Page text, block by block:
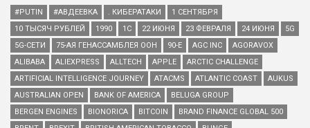
#PUTIN #АВДЕЕВКА . КИБЕРАТАКИ
1 СЕНТЯБРЯ
10 ТЫСЯЧ РУБЛЕЙ
1990 1С 22 ИЮНЯ 23 ФЕВРАЛЯ 24 ИЮНЯ
5G
5G-СЕТИ
75-АЯ ГЕНАССАМБЛЕЯ ООН 90-Е AGC INC
AGORAVOX
ALIBABA
ALIEXPRESS ALLTECH APPLE
ARCTIC CHALLENGE
ARTIFICIAL INTELLIGENCE JOURNEY
ATACMS ATLANTIC COAST
AUKUS
AUSTRALIAN OPEN
BANK OF AMERICA
BELUGA GROUP
BERGEN ENGINES
BIONORICA BITCOIN
BRAND FINANCE GLOBAL 500